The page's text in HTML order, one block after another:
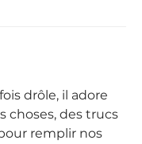
drôle, il adore
choses, des trucs
remplir nos